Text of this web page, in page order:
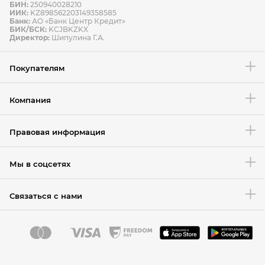
Условия возврата товара
БИН: 250940028210
ИИК: KZ898562203149358585
Банк: АО «Банк Центр Кредит»
БИК/БСК: KCJBKZKX
Директор: Шипулина Г.А.
Покупателям
Компания
Правовая информация
Мы в соцсетях
Связаться с нами